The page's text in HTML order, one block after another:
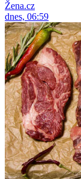
Žena.cz
dnes, 06:59